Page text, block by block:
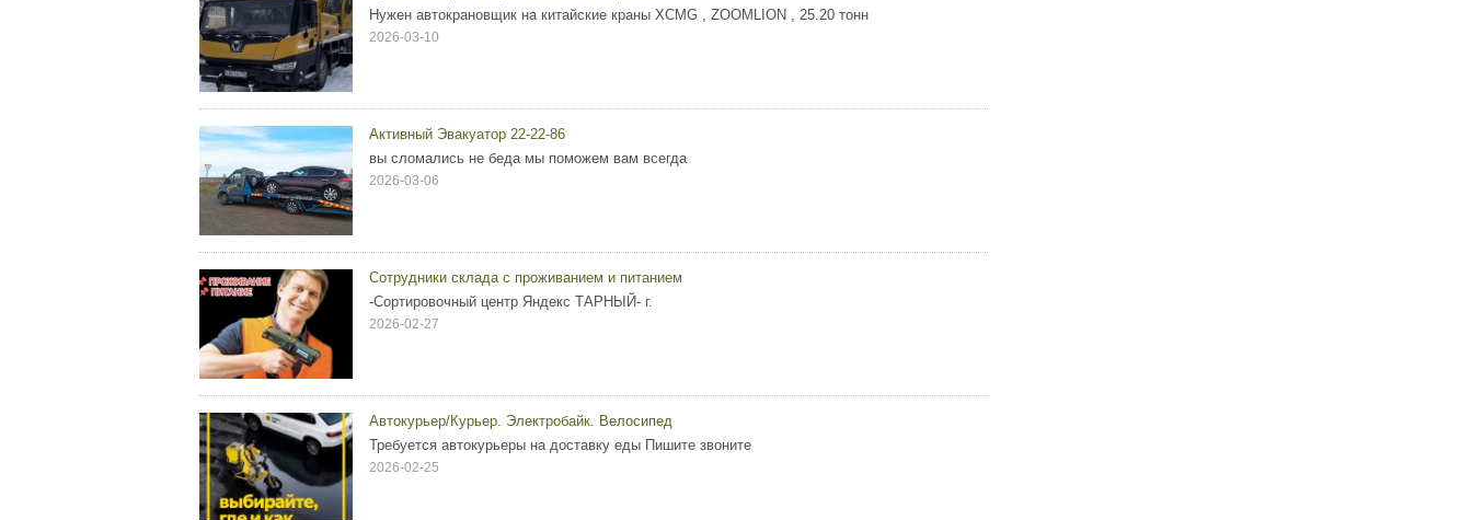
Нужен автокрановщик на китайские краны XCMG , ZOOMLION , 25.20 тонн
2026-03-10
Активный Эвакуатор 22-22-86
вы сломались не беда мы поможем вам всегда
2026-03-06
Сотрудники склада с проживанием и питанием
-Сортировочный центр Яндекс ТАРНЫЙ- г.
2026-02-27
Автокурьер/Курьер. Электробайк. Велосипед
Требуется автокурьеры на доставку еды Пишите звоните
2026-02-25